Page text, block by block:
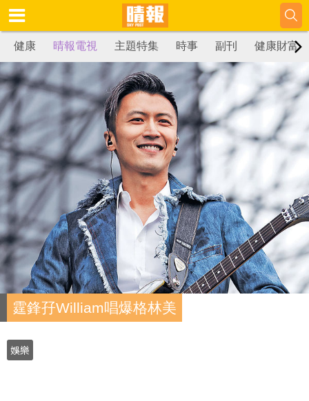
健康 晴報電視 主題特集 時事 副刊 健康財富
霆鋒孖William唱爆格林美
娛樂